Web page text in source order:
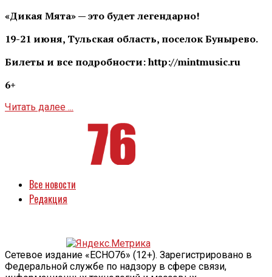
«Дикая Мята» — это будет легендарно!
19-21 июня, Тульская область, поселок Бунырево.
Билеты и все подробности: http://mintmusic.ru
6+
Читать далее ...
Все новости
Редакция
Сетевое издание «ECHO76» (12+). Зарегистрировано в
Федеральной службе по надзору в сфере связи,